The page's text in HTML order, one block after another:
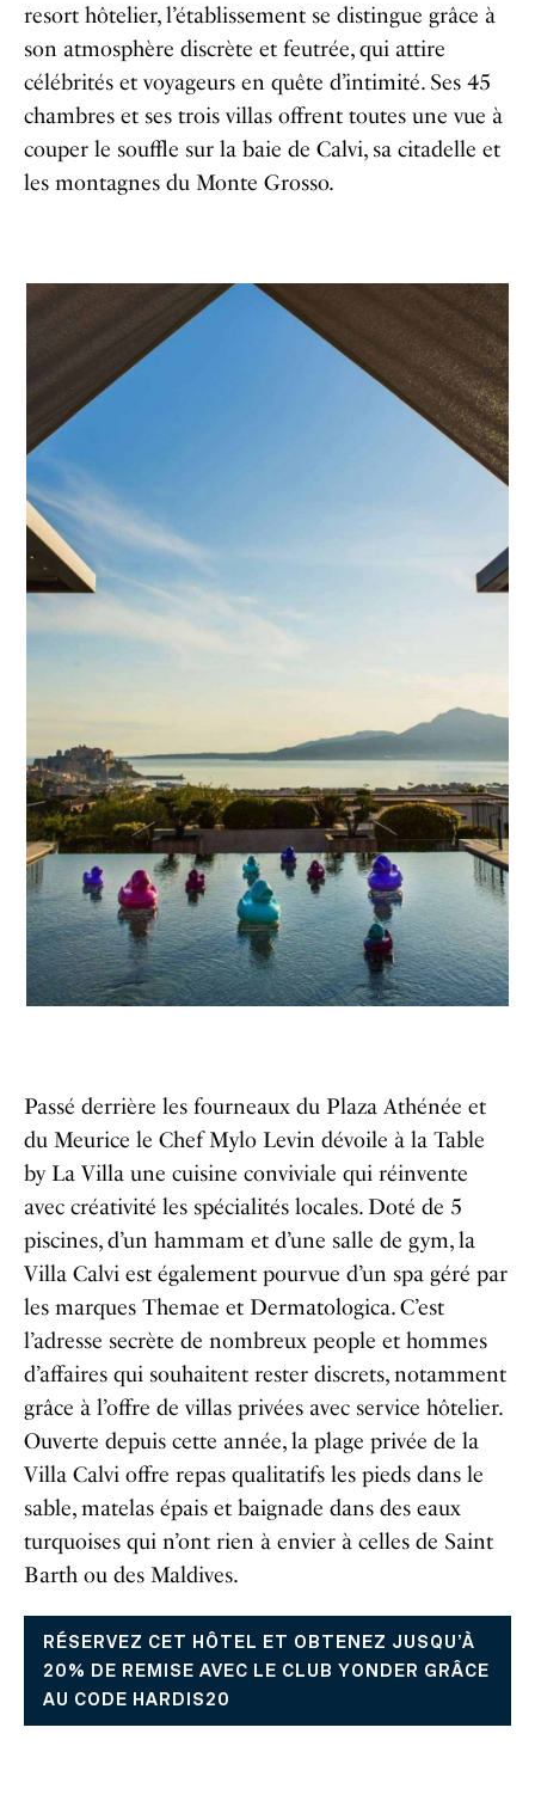
resort hôtelier, l’établissement se distingue grâce à
son atmosphère discrète et feutrée, qui attire
célébrités et voyageurs en quête d’intimité. Ses 45
chambres et ses trois villas offrent toutes une vue à
couper le souffle sur la baie de Calvi, sa citadelle et
les montagnes du Monte Grosso.
Passé derrière les fourneaux du Plaza Athénée et
du Meurice le Chef Mylo Levin dévoile à la Table
by La Villa une cuisine conviviale qui réinvente
avec créativité les spécialités locales. Doté de 5
piscines, d’un hammam et d’une salle de gym, la
Villa Calvi est également pourvue d’un spa géré par
les marques Themae et Dermatologica. C’est
l’adresse secrète de nombreux people et hommes
d’affaires qui souhaitent rester discrets, notamment
grâce à l’offre de villas privées avec service hôtelier.
Ouverte depuis cette année, la plage privée de la
Villa Calvi offre repas qualitatifs les pieds dans le
sable, matelas épais et baignade dans des eaux
turquoises qui n’ont rien à envier à celles de Saint
Barth ou des Maldives.
RÉSERVEZ CET HÔTEL ET OBTENEZ JUSQU’À
20% DE REMISE AVEC LE CLUB YONDER GRÂCE
AU CODE HARDIS20